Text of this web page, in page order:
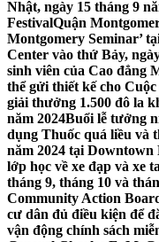
Nhật, ngày 15 tháng 9
FestivalQuận
Montgomery Seminar’
Center vào thứ Bảy,
sinh viên của Cao đẳng
thể gửi thiết kế cho
giải thưởng 1.500 đô la
năm 2024Buổi lễ tưởng
dụng Thuốc quá liều và
năm 2024 tại Downtown
lớp học về xe đạp và xe
tháng 9, tháng 10 và
Community Action
cư dân đủ điều kiện để
vận động chính sách